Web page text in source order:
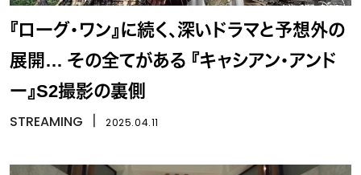
『ローグ・ワン』に続く、深いドラマと予想外の
展開… その全てがある 『キャシアン・アンド
ー』S2撮影の裏側
STREAMING 2025.04.11